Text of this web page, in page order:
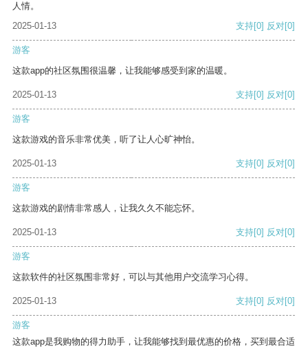
人情。
2025-01-13
支持[0] 反对[0]
游客
这款app的社区氛围很温馨，让我能够感受到家的温暖。
2025-01-13 支持[0] 反对[0]
游客
这款游戏的音乐非常优美，听了让人心旷神怡。
2025-01-13 支持[0] 反对[0]
游客
这款游戏的剧情非常感人，让我久久不能忘怀。
2025-01-13 支持[0] 反对[0]
游客
这款软件的社区氛围非常好，可以与其他用户交流学习心得。
2025-01-13 支持[0] 反对[0]
游客
这款app是我购物的得力助手，让我能够找到最优惠的价格，买到最合适